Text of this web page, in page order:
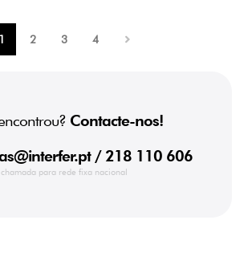
1 2 3 4
Contacte-nos!
/ 218 110 606
chamada para rede fixa nacional